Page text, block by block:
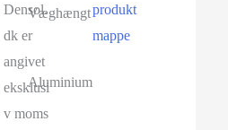
Væghængt
Aluminium
Densol.
dk er
angivet
eksklusi
v moms
produkt
mappe